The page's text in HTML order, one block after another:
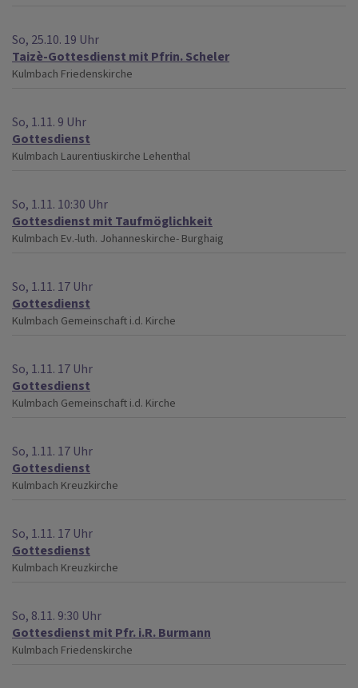
So, 25.10. 19 Uhr
Taizè-Gottesdienst mit Pfrin. Scheler
Kulmbach Friedenskirche
So, 1.11. 9 Uhr
Gottesdienst
Kulmbach Laurentiuskirche Lehenthal
So, 1.11. 10:30 Uhr
Gottesdienst mit Taufmöglichkeit
Kulmbach Ev.-luth. Johanneskirche- Burghaig
So, 1.11. 17 Uhr
Gottesdienst
Kulmbach Gemeinschaft i.d. Kirche
So, 1.11. 17 Uhr
Gottesdienst
Kulmbach Gemeinschaft i.d. Kirche
So, 1.11. 17 Uhr
Gottesdienst
Kulmbach Kreuzkirche
So, 1.11. 17 Uhr
Gottesdienst
Kulmbach Kreuzkirche
So, 8.11. 9:30 Uhr
Gottesdienst mit Pfr. i.R. Burmann
Kulmbach Friedenskirche